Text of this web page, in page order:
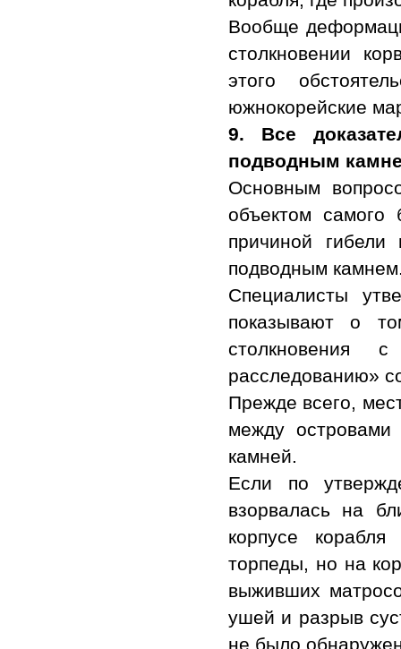
Вообще
столкновении
этого
южнокорейские
9. Все
подводным
Основным
объектом
причиной гибели
подводным
Специалисты
показывают о
столкновения
расследованию»
Прежде всего,
между
камней.
Если по
взорвалась на
корпусе
торпеды, но на
выживших
ушей и разрыв
не было